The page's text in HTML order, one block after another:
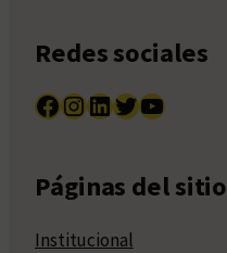
Redes sociales
Facebook InstagramLinkedIn Twitter YouTube
Páginas del sitio
Institucional